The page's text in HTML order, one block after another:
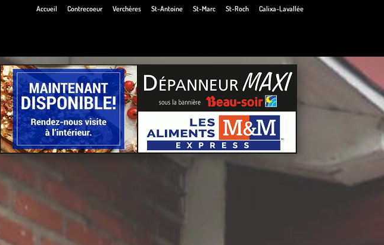
Accueil Contrecoeur Verchères St-Antoine St-Marc St-Roch Calixa-Lavallée